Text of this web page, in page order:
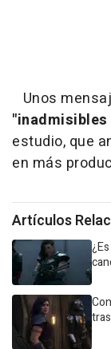
Unos
estudio, que
en más
Artículos